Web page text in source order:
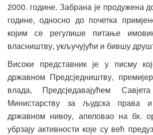
2000. године. Забрана је продужена
године, односно до почетка
којим се регулише питање
власништву, укључујући и бившу
Високи представник је у писму
државном Предсједништву,
влада, Предсједавајућем
Министарству за људска права и
државном нивоу, апеловао на бх.
убрзају активности које су већ